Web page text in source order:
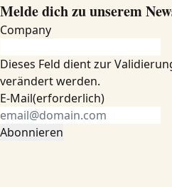
Melde dich zu unserem
Company
Dieses Feld dient zur
verändert werden.
E-Mail(erforderlich)